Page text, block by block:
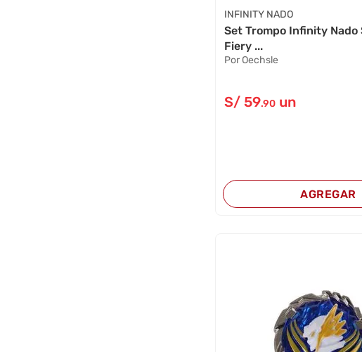
INFINITY NADO
Set Trompo Infinity Nado Serie Clasico
Fiery ...
Por Oechsle
S/59.90 un
AGREGAR